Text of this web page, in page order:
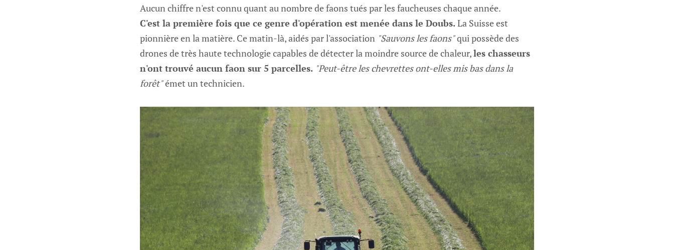
Aucun chiffre n'est connu quant au nombre de faons tués par les faucheuses chaque année.
C'est la première fois que ce genre d'opération est menée dans le Doubs.La Suisse est
pionnière en la matière. Ce matin-là, aidés par l'association "Sauvons les faons"qui possède des
drones de très haute technologie capables de détecter la moindre source de chaleur,les chasseurs
n'ont trouvé aucun faon sur 5 parcelles. "Peut-être les chevrettes ont-elles mis bas dans la
forêt"émet un technicien.